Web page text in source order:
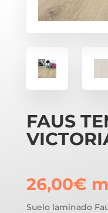
FAUS
26,00€
Suelo laminado